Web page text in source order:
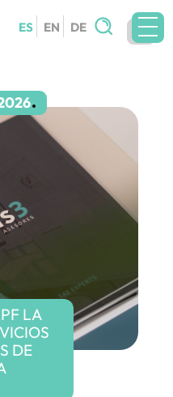
ES EN DE
SERVICIOS
CIRCULARES
BLOG
CONTACTO
CON NOSOTROS
LA
DE